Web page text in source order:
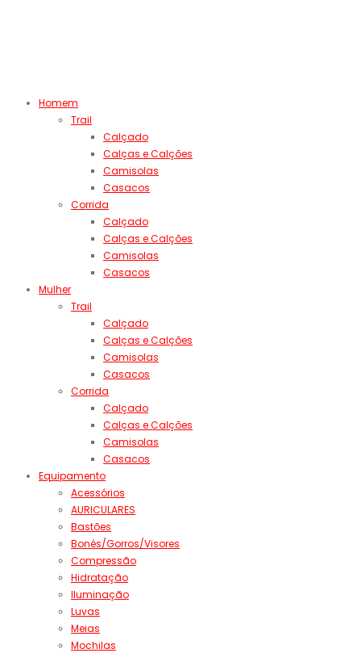
Homem
Trail
Calçado
Calças e Calções
Camisolas
Casacos
Corrida
Calçado
Calças e Calções
Camisolas
Casacos
Mulher
Trail
Calçado
Calças e Calções
Camisolas
Casacos
Corrida
Calçado
Calças e Calções
Camisolas
Casacos
Equipamento
Acessórios
AURICULARES
Bastões
Bonés/Gorros/Visores
Compressão
Hidratação
Iluminação
Luvas
Meias
Mochilas